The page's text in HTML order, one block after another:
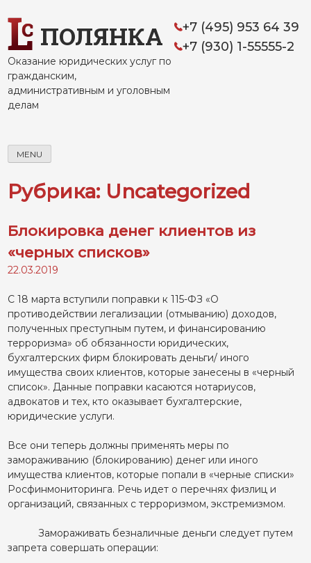
to
contentПОЛЯНКА
Оказание юридических услуг по
гражданским,
административным и уголовным
делам
+7 (495) 953 64 39
+7 (930) 1-55555-2
MENU
Рубрика: Uncategorized
Блокировка денег клиентов из
«черных списков»
22.03.2019
С 18 марта вступили поправки к 115-ФЗ «О
противодействии легализации (отмыванию) доходов,
полученных преступным путем, и финансированию
терроризма» об обязанности юридических,
бухгалтерских фирм блокировать деньги/ иного
имущества своих клиентов, которые занесены в «черный
список». Данные поправки касаются нотариусов,
адвокатов и тех, кто оказывает бухгалтерские,
юридические услуги.
Все они теперь должны применять меры по
замораживанию (блокированию) денег или иного
имущества клиентов, которые попали в «черные списки»
Росфинмониторинга. Речь идет о перечнях физлиц и
организаций, связанных с терроризмом, экстремизмом.
Замораживать безналичные деньги следует путем
запрета совершать операции: